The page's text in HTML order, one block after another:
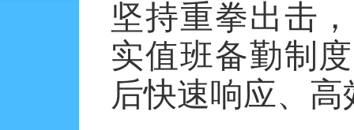
坚持重拳出击
实值班备勤制
后快速响应、